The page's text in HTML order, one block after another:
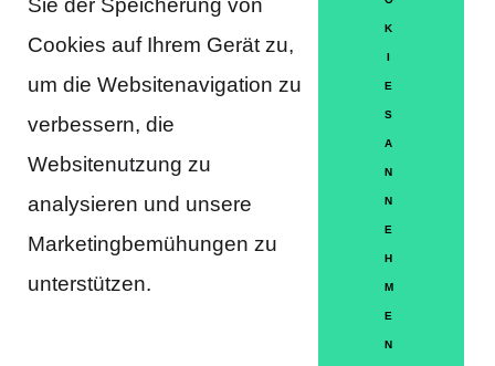
MITGLIEDSCHAFT
HÄUFIGE FRAGEN
KONTAKT
IMPRESSUM
Sie der Speicherung von
Cookies auf Ihrem Gerät zu,
um die Websitenavigation zu
verbessern, die
Websitenutzung zu
analysieren und unsere
Marketingbemühungen zu
unterstützen.
K
I
E
S
A
N
N
E
H
M
E
N